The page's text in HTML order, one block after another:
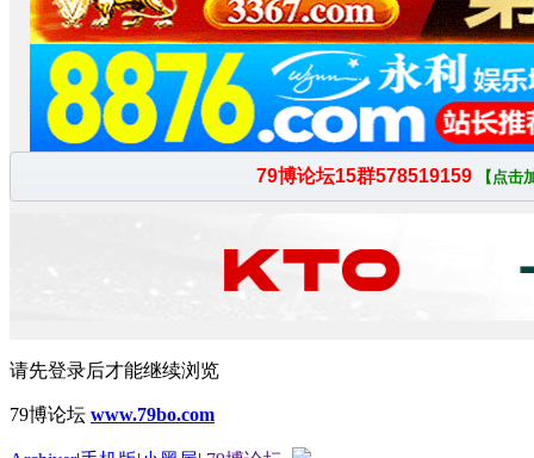
请先登录后才能继续浏览
79博论坛 www.79bo.com